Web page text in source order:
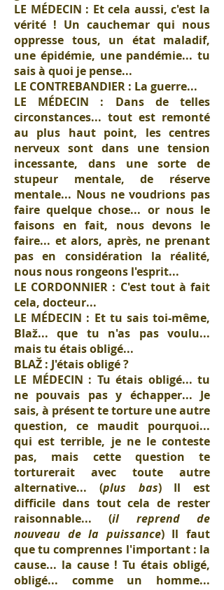
LE MÉDECIN : Et cela aussi, c'est la
vérité ! Un cauchemar qui nous
oppresse tous, un état maladif,
une épidémie, une pandémie... tu
sais à quoi je pense...
LE CONTREBANDIER : La guerre...
LE MÉDECIN : Dans de telles
circonstances... tout est remonté
au plus haut point, les centres
nerveux sont dans une tension
incessante, dans une sorte de
stupeur mentale, de réserve
mentale... Nous ne voudrions pas
faire quelque chose... or nous le
faisons en fait, nous devons le
faire... et alors, après, ne prenant
pas en considération la réalité,
nous nous rongeons l'esprit...
LE CORDONNIER : C'est tout à fait
cela, docteur...
LE MÉDECIN : Et tu sais toi-même,
Blaž... que tu n'as pas voulu...
mais tu étais obligé...
BLAŽ : J'étais obligé ?
LE MÉDECIN : Tu étais obligé... tu
ne pouvais pas y échapper... Je
sais, à présent te torture une autre
question, ce maudit pourquoi...
qui est terrible, je ne le conteste
pas, mais cette question te
torturerait avec toute autre
alternative... (plus bas) Il est
difficile dans tout cela de rester
raisonnable... (il reprend de
nouveau de la puissance) Il faut
que tu comprennes l'important : la
cause... la cause ! Tu étais obligé,
obligé... comme un homme...